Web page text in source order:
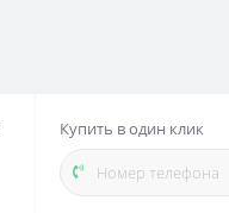
Купить в один клик